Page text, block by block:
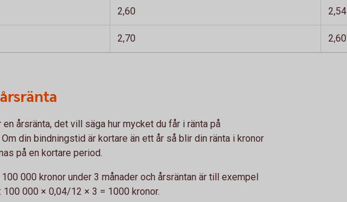
2,60 2,54
2,70 2,60
årsränta, det vill säga hur mycket du får i ränta på
din bindningstid är kortare än ett år så blir din ränta i kronor
på en kortare period.
000 kronor under 3 månader och årsräntan är till exempel
100 000 × 0,04/12 × 3 = 1000 kronor.